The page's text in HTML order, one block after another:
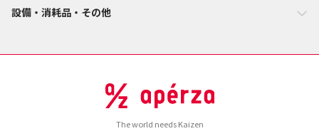
設備・消耗品・その他
The world needs Kaizen